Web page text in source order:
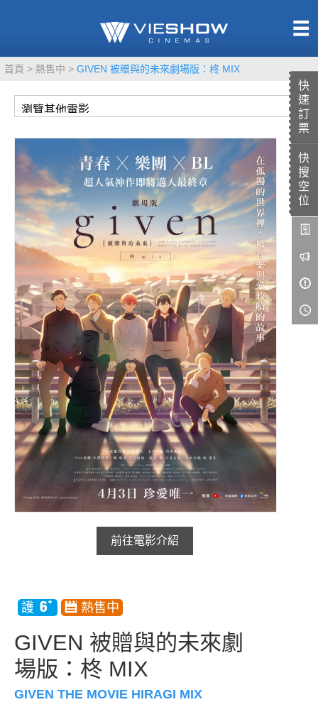
快
速
訂
票
快
搜
空
位
首頁 熱售中 GIVEN 被贈與的未來劇場版：柊 MIX
前往電影介紹
GIVEN 被贈與的未來劇
場版：柊 MIX
GIVEN THE MOVIE HIRAGI MIX
熱售中
TITAN SCREEN
MUCROWN
IMAX
4DX
VR 演唱會
GOLD CLASS
AD口述影像
LIVE演唱會
影城餐飲
UNICORN
影城公告
影城活動
中獎名單
合作夥伴
加入iShow
會員Q&A